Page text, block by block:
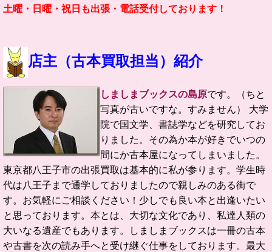
土曜・日曜・祝日も出張・電話受付しております！
店主（古本買取担当）紹介
しましまブックスの島原です。（ちと
写真が古いですな。すみません） 大学
院で国文学、書誌学などを研究してお
りました。 その為か本が好きでいつの
間にか古本屋になってしまいました。
東京都八王子市の出張買取は基本的に私が参ります。学生時
代は八王子まで通学しておりましたので親しみのある街で
す。お気軽にご相談ください！ 少しでも良い本と出逢いたい
と思っております。 本とは、大切な文化であり、私達人類の
大いなる遺産でもあります。
しましまブックスは一冊の古本
や古書を次の読み手へと受け継ぐ仕事をしております。 最大